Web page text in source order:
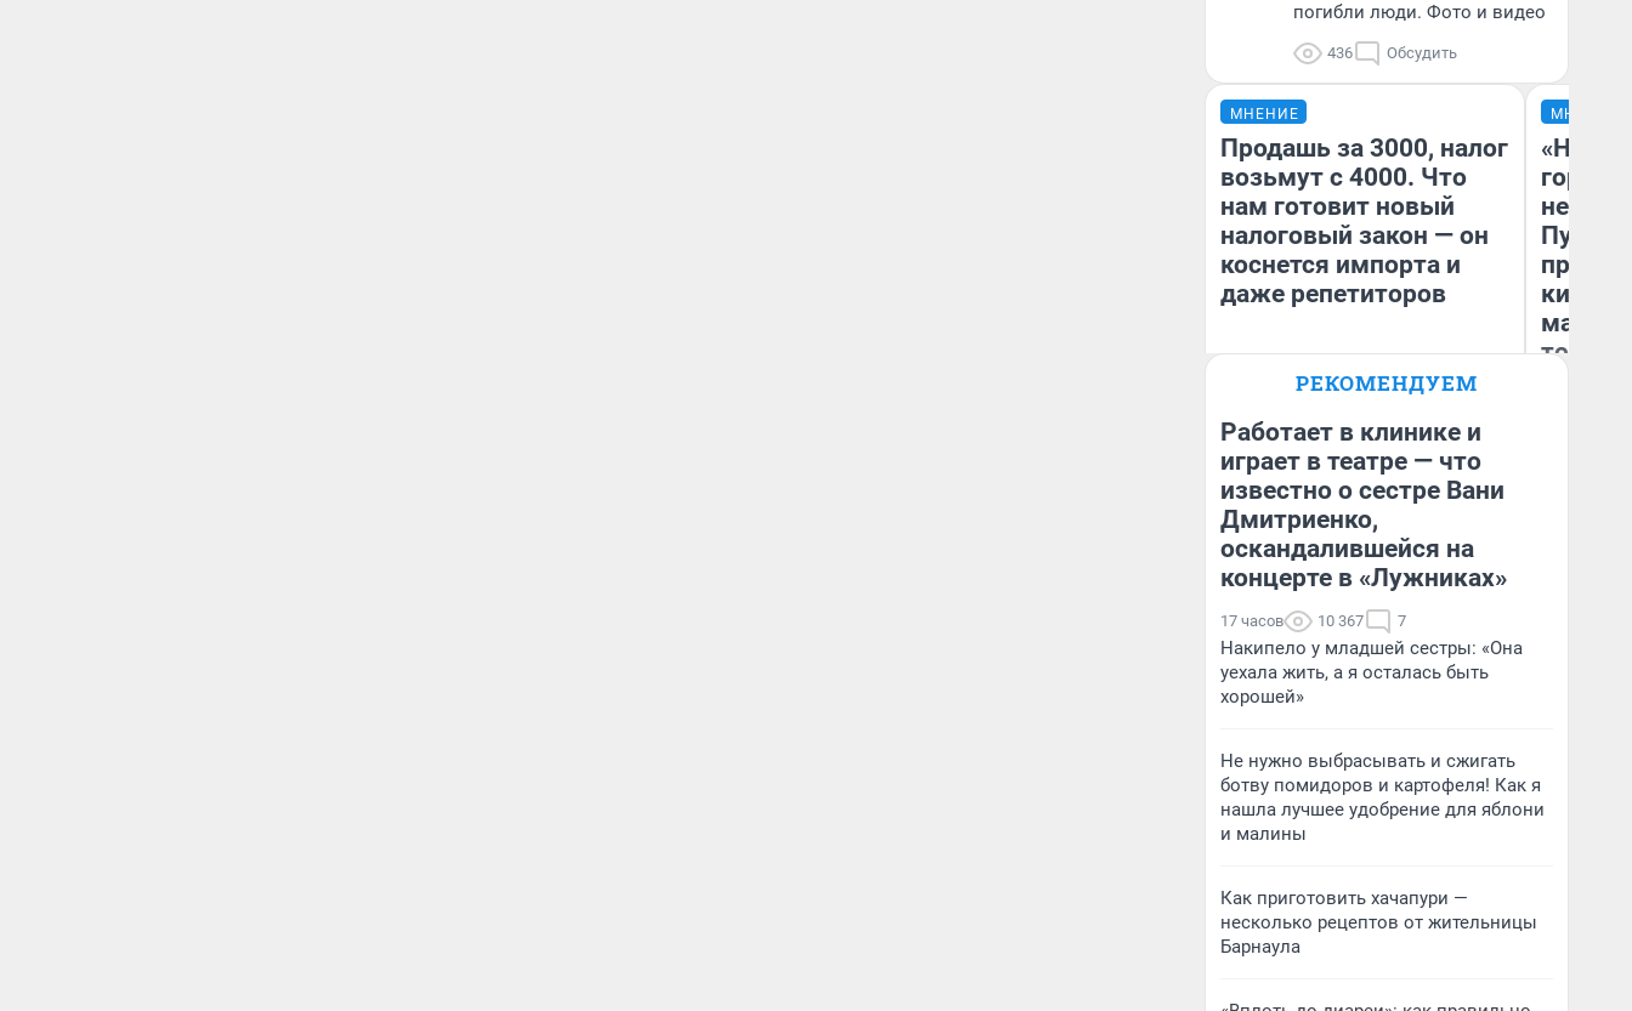
погибли люди. Фото и видео
436 Обсудить
МНЕНИЕ
Продашь за 3000, налог
возьмут с 4000. Что
нам готовит новый
налоговый закон — он
коснется импорта и
даже репетиторов
Анастасия Завгородняя
МНЕНИЕ
«Нет
того
РЕКОМЕНДУЕМ
Работает в клинике и
играет в театре — что
известно о сестре Вани
Дмитриенко,
оскандалившейся на
концерте в «Лужниках»
17 часов 10 367 7
Накипело у младшей сестры: «Она
уехала жить, а я осталась быть
хорошей»
Не нужно выбрасывать и сжигать
ботву помидоров и картофеля! Как я
нашла лучшее удобрение для яблони
и малины
Как приготовить хачапури —
несколько рецептов от жительницы
Барнаула